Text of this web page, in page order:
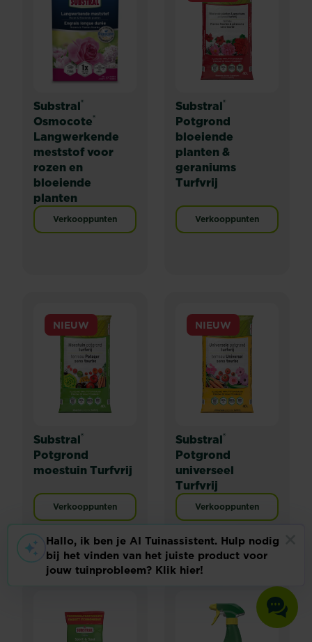
Substral®
Osmocote®
Langwerkende
meststof voor
rozen en
bloeiende
planten
Verkooppunten
Substral®
Potgrond
bloeiende
planten &
geraniums
Turfvrij
Verkooppunten
Substral®
Potgrond
moestuin Turfvrij
Verkooppunten
NIEUW
Substral®
Potgrond
universeel
Turfvrij
Verkooppunten
NIEUW